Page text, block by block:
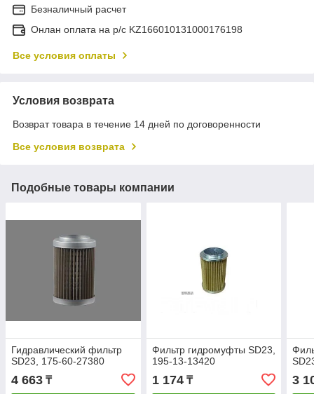
Безналичный расчет
Онлан оплата на р/с KZ166010131000176198
Все условия оплаты
Условия возврата
Возврат товара в течение 14 дней по договоренности
Все условия возврата
Подобные товары компании
Гидравлический фильтр
SD23, 175-60-27380
4 663 ₸
Фильтр гидромуфты SD23,
195-13-13420
1 174₸ 3